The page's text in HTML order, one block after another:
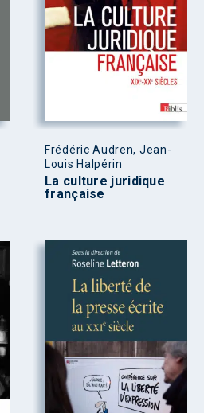
Frédéric Audren, Jean-
Louis Halpérin
La culture juridique
française